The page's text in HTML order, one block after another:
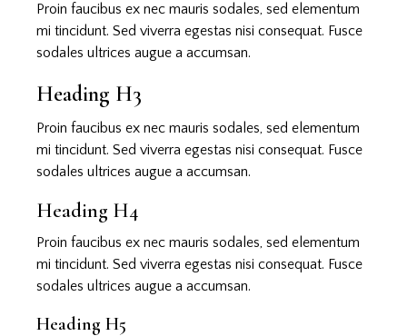
Proin faucibus ex nec mauris sodales, sed elementum
mi tincidunt. Sed viverra egestas nisi consequat. Fusce
sodales ultrices augue a accumsan.
Heading H3
Proin faucibus ex nec mauris sodales, sed elementum
mi tincidunt. Sed viverra egestas nisi consequat. Fusce
sodales ultrices augue a accumsan.
Heading H4
Proin faucibus ex nec mauris sodales, sed elementum
mi tincidunt. Sed viverra egestas nisi consequat. Fusce
sodales ultrices augue a accumsan.
Heading H5